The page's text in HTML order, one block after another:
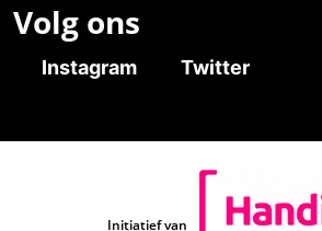
Volg ons
Instagram Twitter
Initiatief van